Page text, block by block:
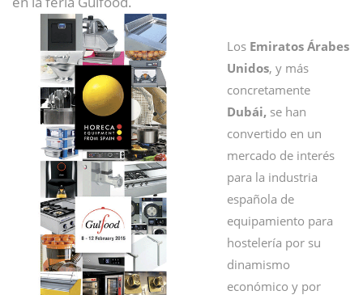
Los Emiratos Árabes
Unidos, y más
concretamente
Dubái, se han
convertido en un
mercado de interés
para la industria
española de
equipamiento para
hostelería por su
dinamismo
económico y por